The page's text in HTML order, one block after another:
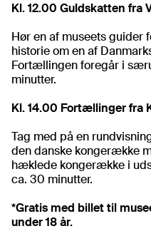
Kl. 12.00 Guldskatten fra
Hør en af museets
historie om en af
Fortællingen foregår i
minutter.
Kl. 14.00 Fortællinger fra
Tag med på en
den danske kongerække
hæklede kongerække i
*Gratis med billet til
under 18 år.